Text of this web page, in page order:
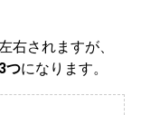
右されますが、
3つになります。